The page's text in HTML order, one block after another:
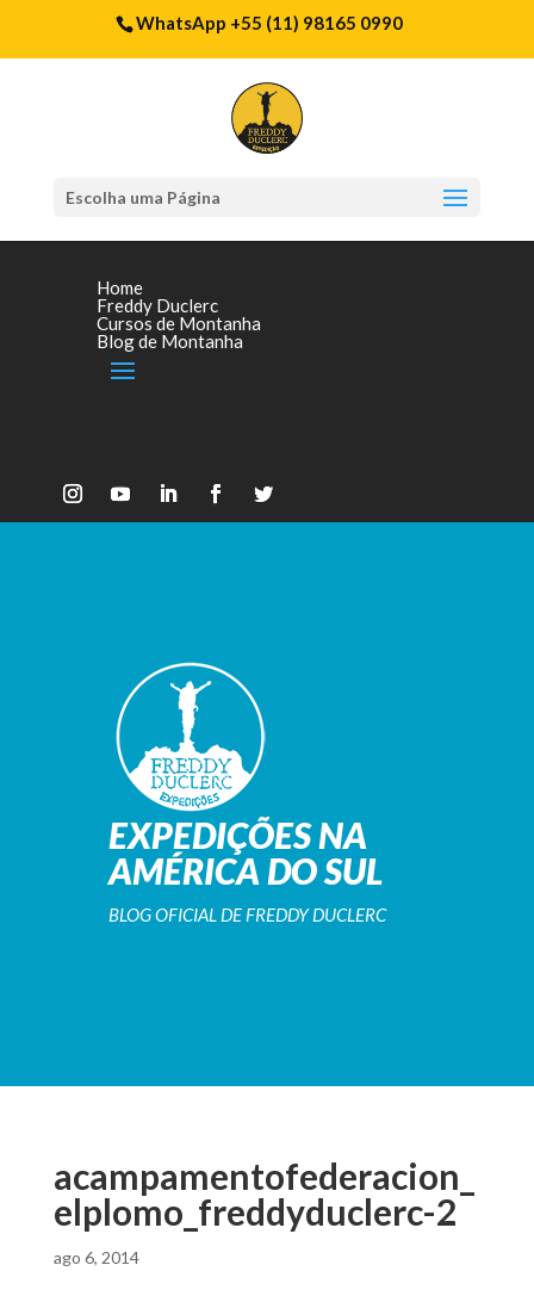
WhatsApp +55 (11) 98165 0990
Escolha uma Página
Home
Freddy Duclerc
Cursos de Montanha
Blog de Montanha
EXPEDIÇÕES NA
AMÉRICA DO SUL
BLOG OFICIAL DE FREDDY DUCLERC
acampamentofederacion_
elplomo_freddyduclerc-2
ago 6, 2014